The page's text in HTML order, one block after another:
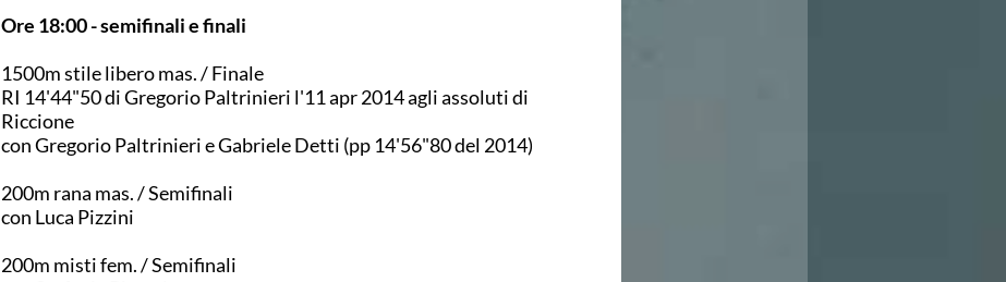
Ore 18:00 - semifinali e finali
1500m stile libero mas. / Finale
RI 14'44"50 di Gregorio Paltrinieri l'11 apr 2014 agli assoluti di
Riccione
con Gregorio Paltrinieri e Gabriele Detti (pp 14'56"80 del 2014)
200m rana mas. / Semifinali
con Luca Pizzini
200m misti fem. / Semifinali